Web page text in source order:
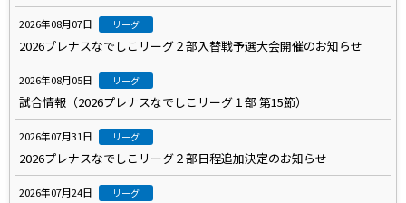
2026年08月07日 リーグ
2026プレナスなでしこリーグ２部入替戦予選大会開催のお知らせ
2026年08月05日 リーグ
試合情報（2026プレナスなでしこリーグ１部 第15節）
2026年07月31日 リーグ
2026プレナスなでしこリーグ２部日程追加決定のお知らせ
2026年07月24日 リーグ